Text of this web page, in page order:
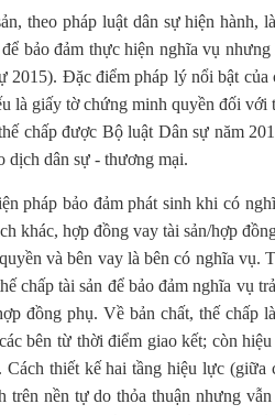
theo pháp luật dân sự hiện hành,
bảo đảm thực hiện nghĩa vụ
2015). Đặc điểm pháp lý nổi bật của
là giấy tờ chứng minh quyền đối
chấp được Bộ luật Dân sự năm
dịch dân sự - thương mại.
pháp bảo đảm phát sinh khi có
khác, hợp đồng vay tài sản/hợp
và bên vay là bên có nghĩa vụ.
chấp tài sản để bảo đảm nghĩa vụ
đồng phụ. Về bản chất, thế chấp
bên từ thời điểm giao kết; còn
Cách thiết kế hai tầng hiệu lực
trên nền tự do thỏa thuận nhưng